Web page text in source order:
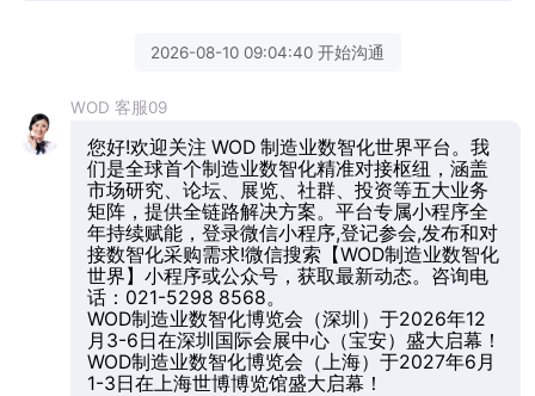
2026-08-10 09:04:40 开始沟通
WOD 客服09
您好!欢迎关注 WOD 制造业数智化世界平台。我
们是全球首个制造业数智化精准对接枢纽，涵盖
市场研究、论坛、展览、社群、投资等五大业务
矩阵，提供全链路解决方案。平台专属小程序全
年持续赋能，登录微信小程序,登记参会,发布和对
接数智化采购需求!微信搜索【WOD制造业数智化
世界】小程序或公众号，获取最新动态。咨询电
话：021-5298 8568。
WOD制造业数智化博览会（深圳）于2026年12
月3-6日在深圳国际会展中心（宝安）盛大启幕！
WOD制造业数智化博览会（上海）于2027年6月
1-3日在上海世博博览馆盛大启幕！